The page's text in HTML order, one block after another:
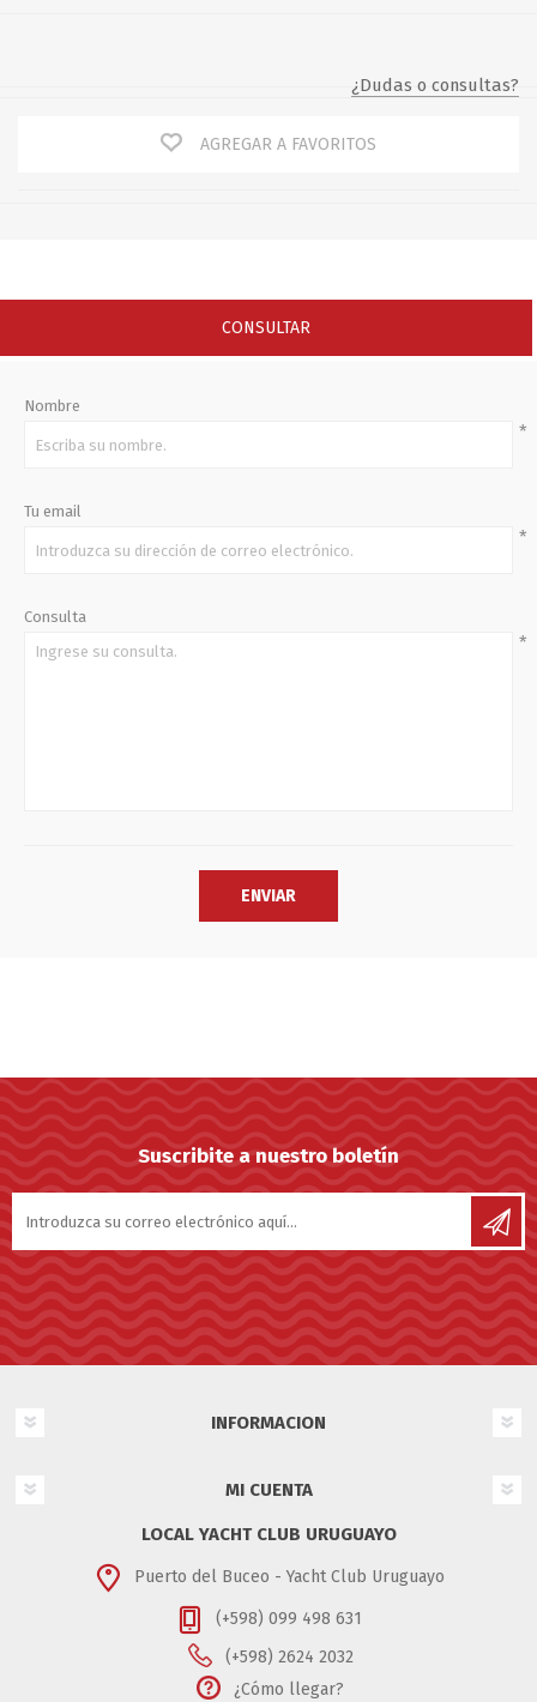
¿Dudas o consultas?
AGREGAR A FAVORITOS
CONSULTAR
Nombre
*
Tu email
*
Consulta
*
Suscribite a nuestro boletín
INFORMACION
MI CUENTA
LOCAL YACHT CLUB URUGUAYO
Puerto del Buceo - Yacht Club Uruguayo
(+598) 099 498 631
(+598) 2624 2032
¿Cómo llegar?